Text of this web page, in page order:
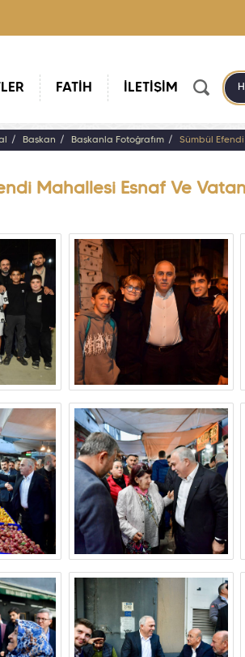
FATİH İLETİŞİM
Başkan Başkanla Fotoğrafım Sümbül
Mahallesi Esnaf Ve